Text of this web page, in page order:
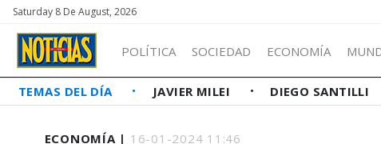
Saturday 8 De August, 2026
POLÍTICA SOCIEDAD ECONOMÍA
TEMAS DEL DÍA JAVIER MILEI DIEGO SANTILLI
ECONOMÍA | 16-01-2024 11:46